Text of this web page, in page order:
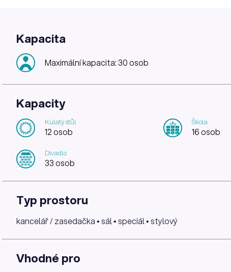
Kapacita
Maximální kapacita: 30 osob
Kapacity
Kulatý stůl
12 osob
Škola
16 osob
Divadlo
33 osob
Typ prostoru
kancelář / zasedačka • sál • speciál • stylový
Vhodné pro